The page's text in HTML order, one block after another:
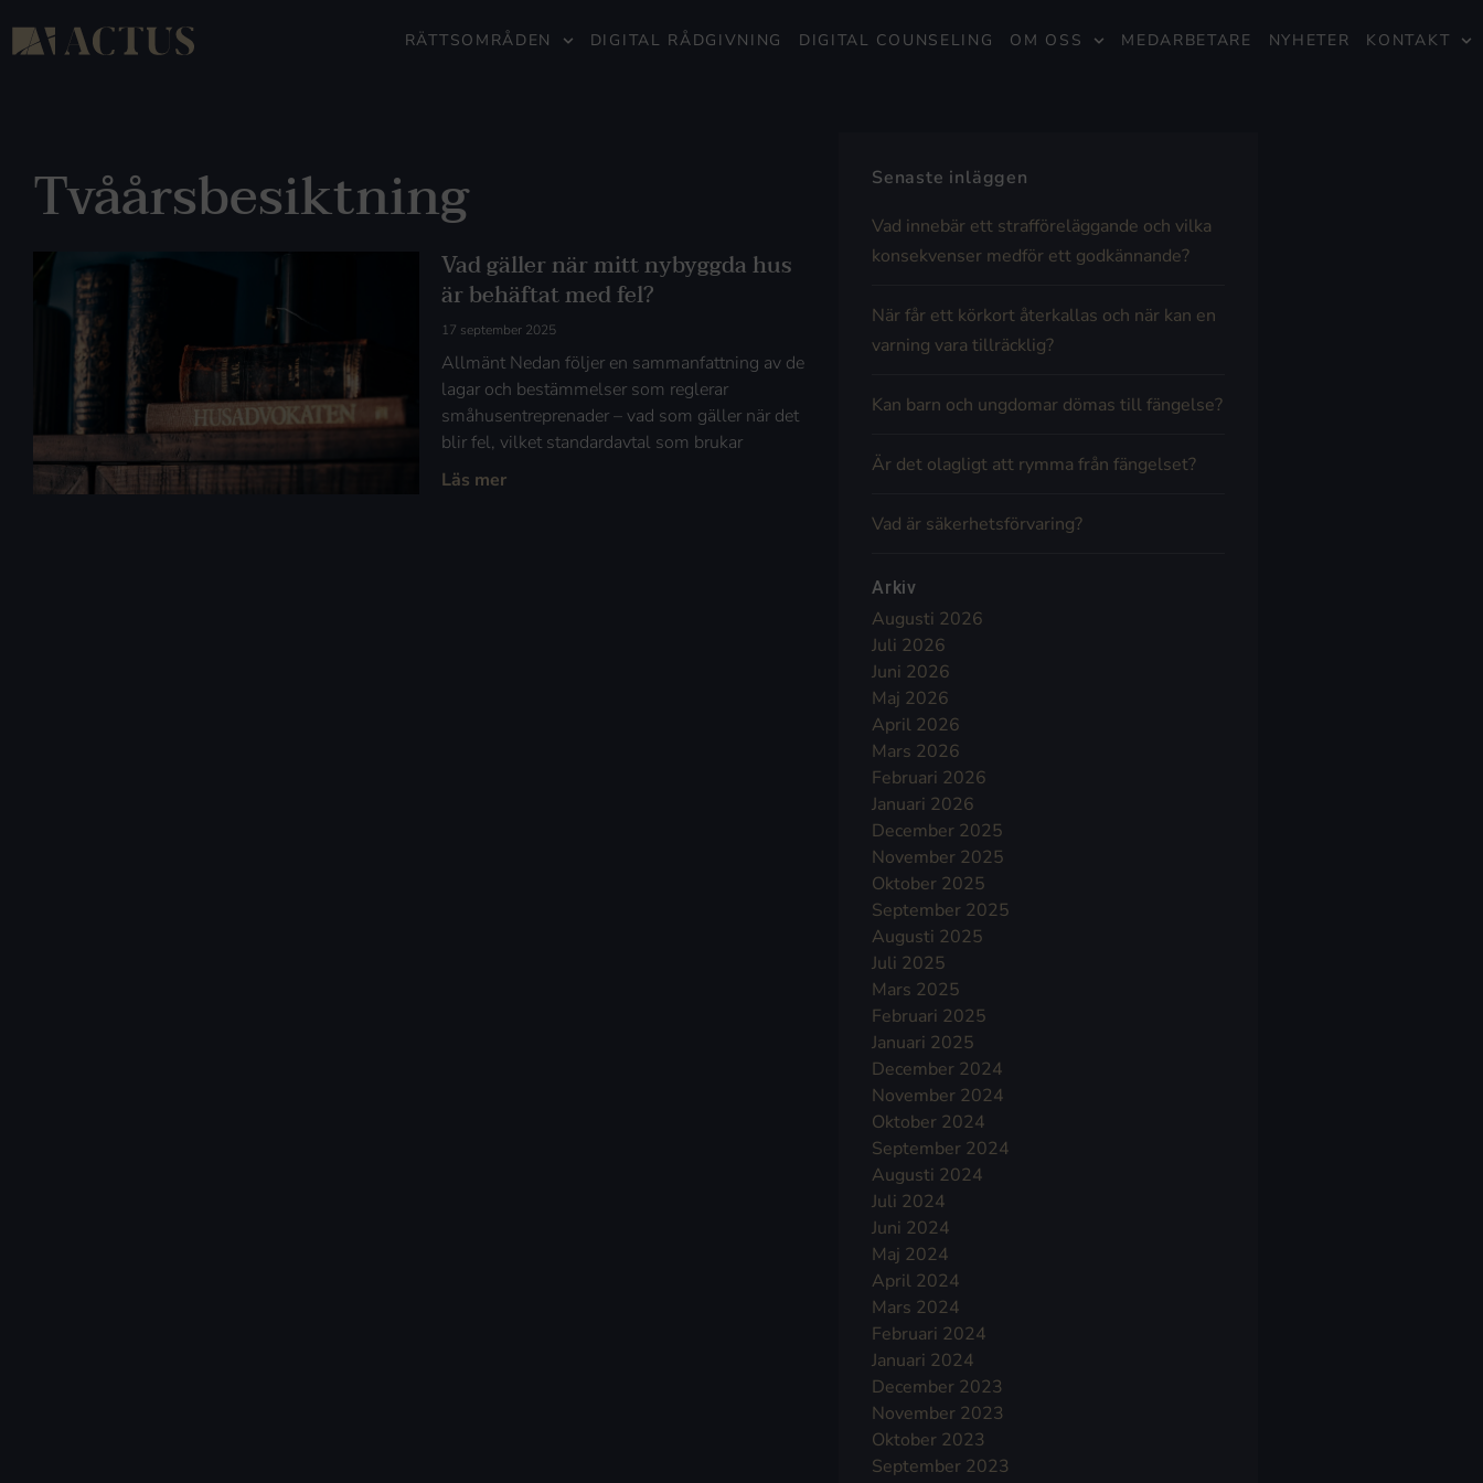
RÄTTSOMRÅDEN DIGITAL RÅDGIVNING DIGITAL COUNSELING OM OSS MEDARBETARE NYHETER KONTAKT
Tvåårsbesiktning
Vad gäller när mitt nybyggda hus
är behäftat med fel?
17 september 2025
Allmänt Nedan följer en sammanfattning av de
lagar och bestämmelser som reglerar
småhusentreprenader – vad som gäller när det
blir fel, vilket standardavtal som brukar
Läs mer
Senaste inläggen
Vad innebär ett strafföreläggande och vilka
konsekvenser medför ett godkännande?
När får ett körkort återkallas och när kan en
varning vara tillräcklig?
Kan barn och ungdomar dömas till fängelse?
Är det olagligt att rymma från fängelset?
Vad är säkerhetsförvaring?
Arkiv
Augusti 2026
Juli 2026
Juni 2026
Maj 2026
April 2026
Mars 2026
Februari 2026
Januari 2026
December 2025
November 2025
Oktober 2025
September 2025
Augusti 2025
Juli 2025
Mars 2025
Februari 2025
Januari 2025
December 2024
November 2024
Oktober 2024
September 2024
Augusti 2024
Juli 2024
Juni 2024
Maj 2024
April 2024
Mars 2024
Februari 2024
Januari 2024
December 2023
November 2023
Oktober 2023
September 2023